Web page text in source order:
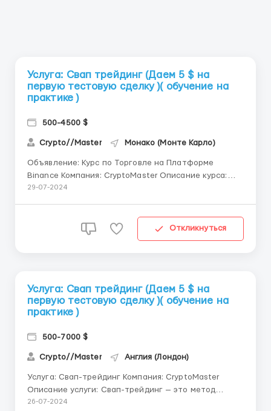
Услуга: Свап трейдинг (Даем 5 $ на
первую тестовую сделку )( обучение на
практике )
500-4500 $
Crypto//Master Монако (Монте Карло)
Объявление: Курс по Торговле на Платформе
Binance Компания: CryptoMaster Описание курса:
CryptoMaster приглашает всех желающих пройти
и поможет вам быстро освоить основы торговли и
29-07-2024
Откликнуться
Услуга: Свап трейдинг (Даем 5 $ на
первую тестовую сделку )( обучение на
практике )
500-7000 $
Crypto//Master Англия (Лондон)
Услуга: Свап-трейдинг Компания: CryptoMaster
Описание услуги: Свап-трейдинг — это метод
торговли криптовалютами, который позволяет
26-07-2024